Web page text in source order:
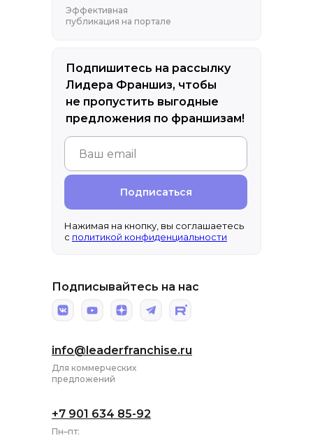
Подпишитесь на рассылку
Лидера Франшиз, чтобы
не пропустить выгодные
предложения по франшизам!
Эффективная
публикация на портале
Подписывайтесь на нас
info@leaderfranchise.ru
Для коммерческих
предложений
+7 901 634 85-92
Пн–пт:
Подписаться
Нажимая на кнопку, вы соглашаетесь
с политикой конфиденциальности